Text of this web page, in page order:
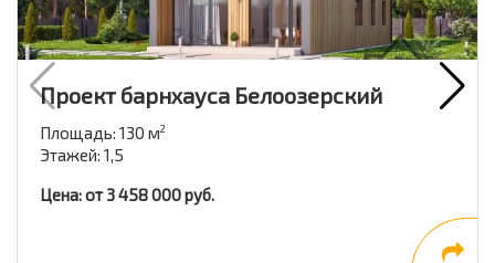
Проект барнхауса Белоозерский
Площадь: 130 м2
Этажей: 1,5
Цена: от 3 458 000 руб.